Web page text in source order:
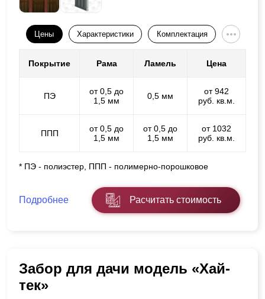
Цены Характеристики Комплектация
Покрытие Рама Ламель Цена
ПЭ
от 0,5 до
1,5 мм
0,5 мм
от 942
руб. кв.м.
ППП
от 0,5 до
1,5 мм
от 0,5 до
1,5 мм
от 1032
руб. кв.м.
* ПЭ - полиэстер, ППП - полимерно-порошковое
Подробнее Расчитать стоимость
Забор для дачи модель «Хай-
тек»